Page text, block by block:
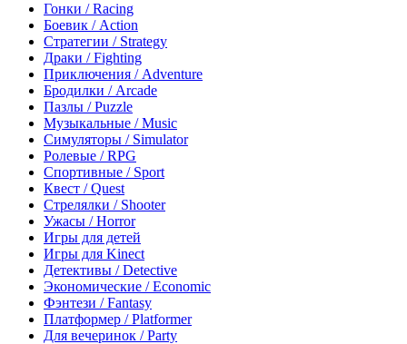
Гонки / Racing
Боевик / Action
Стратегии / Strategy
Драки / Fighting
Приключения / Adventure
Бродилки / Arcade
Пазлы / Puzzle
Музыкальные / Music
Симуляторы / Simulator
Ролевые / RPG
Спортивные / Sport
Квест / Quest
Стрелялки / Shooter
Ужасы / Horror
Игры для детей
Игры для Kinect
Детективы / Detective
Экономические / Economic
Фэнтези / Fantasy
Платформер / Platformer
Для вечеринок / Party